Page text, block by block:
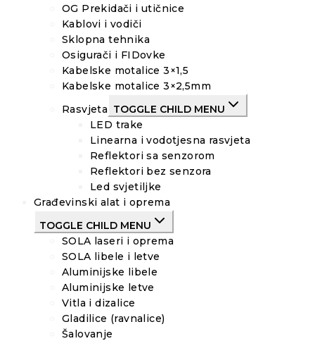
OG Prekidači i utičnice
Kablovi i vodiči
Sklopna tehnika
Osigurači i FIDovke
Kabelske motalice 3×1,5
Kabelske motalice 3×2,5mm
Rasvjeta TOGGLE CHILD MENU
LED trake
Linearna i vodotjesna rasvjeta
Reflektori sa senzorom
Reflektori bez senzora
Led svjetiljke
Građevinski alat i oprema
TOGGLE CHILD MENU
SOLA laseri i oprema
SOLA libele i letve
Aluminijske libele
Aluminijske letve
Vitla i dizalice
Gladilice (ravnalice)
Šalovanje